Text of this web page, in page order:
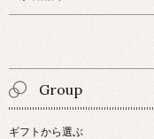
Group
ギフトから選ぶ